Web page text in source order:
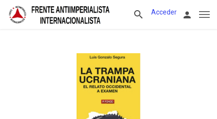
Acceder